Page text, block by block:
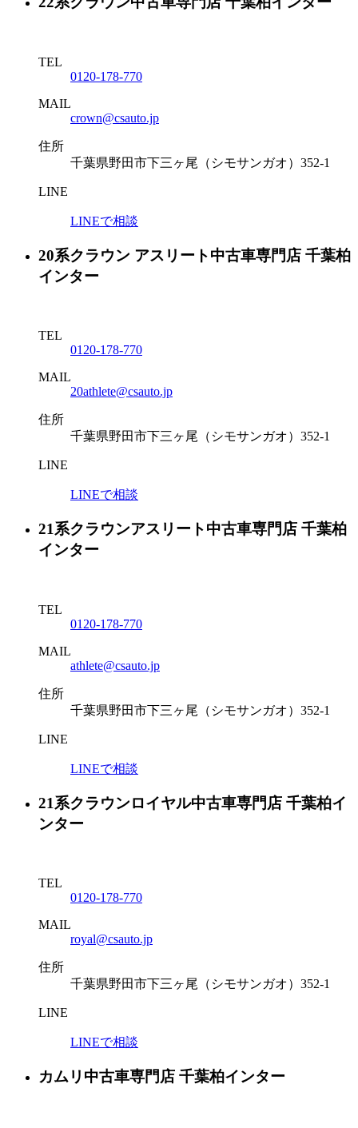
TEL
0120-178-770
MAIL
crown@csauto.jp
住所
千葉県野田市下三ヶ尾（シモサンガオ）352-1
LINE
LINEで相談
20系クラウン アスリート中古車専門店 千葉柏
インター
TEL
0120-178-770
MAIL
20athlete@csauto.jp
住所
千葉県野田市下三ヶ尾（シモサンガオ）352-1
LINE
LINEで相談
21系クラウンアスリート中古車専門店 千葉柏
インター
TEL
0120-178-770
MAIL
athlete@csauto.jp
住所
千葉県野田市下三ヶ尾（シモサンガオ）352-1
LINE
LINEで相談
21系クラウンロイヤル中古車専門店 千葉柏イ
ンター
TEL
0120-178-770
MAIL
royal@csauto.jp
住所
千葉県野田市下三ヶ尾（シモサンガオ）352-1
LINE
LINEで相談
カムリ中古車専門店 千葉柏インター